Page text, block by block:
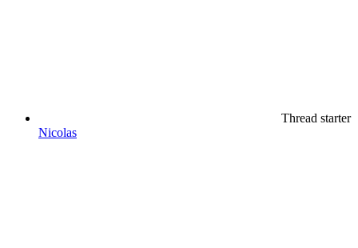
Thread starter
Nicolas